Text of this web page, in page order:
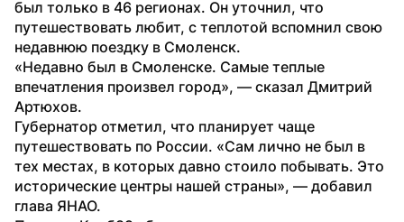
был только в 46 регионах. Он уточнил, что
путешествовать любит, с теплотой вспомнил свою
недавнюю поездку в Смоленск.
«Недавно был в Смоленске. Самые теплые
впечатления произвел город», — сказал Дмитрий
Артюхов.
Губернатор отметил, что планирует чаще
путешествовать по России. «Сам лично не был в
тех местах, в которых давно стоило побывать. Это
исторические центры нашей страны», — добавил
глава ЯНАО.